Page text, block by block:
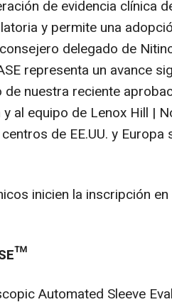
de evidencia clínica
y permite una
delegado de
representa un avance
nuestra reciente
y al equipo de Lenox Hill |
de EE.UU. y Europa
inicien la inscripción
Automated Sleeve